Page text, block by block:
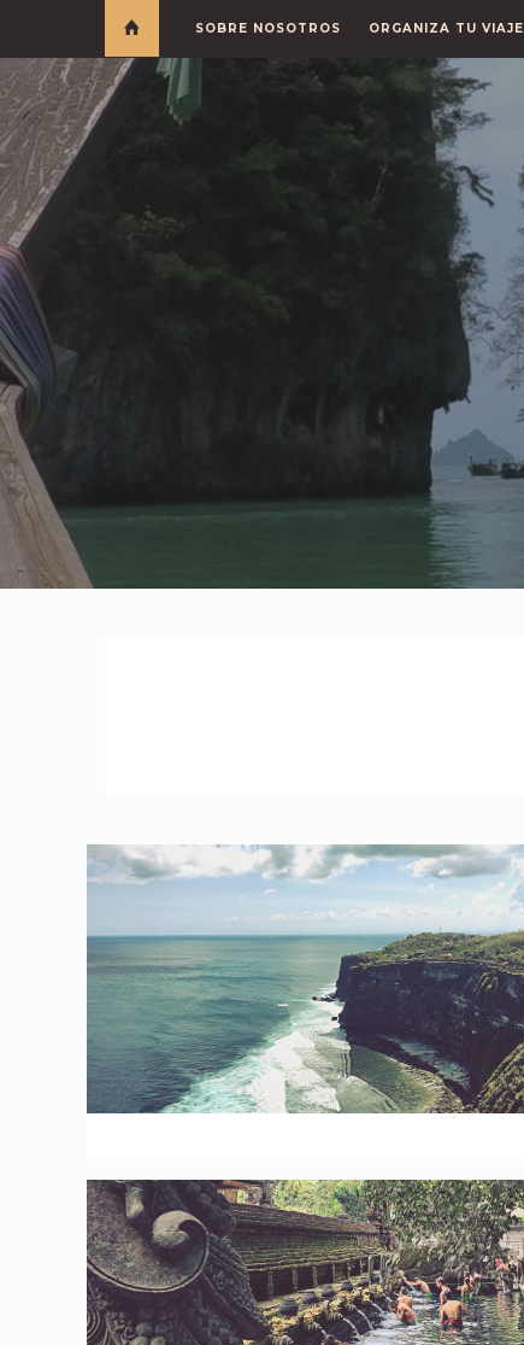
SOBRE NOSOTROS ORGANIZA TU VIAJE